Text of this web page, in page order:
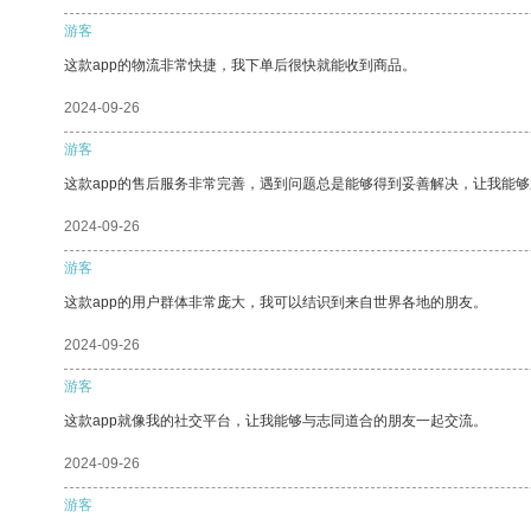
游客
这款app的物流非常快捷，我下单后很快就能收到商品。
2024-09-26
游客
这款app的售后服务非常完善，遇到问题总是能够得到妥善解决，让我能够
2024-09-26
游客
这款app的用户群体非常庞大，我可以结识到来自世界各地的朋友。
2024-09-26
游客
这款app就像我的社交平台，让我能够与志同道合的朋友一起交流。
2024-09-26
游客